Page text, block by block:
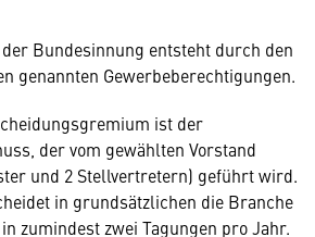
Bundesinnung entsteht durch den
genannten Gewerbeberechtigungen.
ist der
der vom gewählten Vorstand
und 2 Stellvertretern) geführt wird.
in grundsätzlichen die Branche
zumindest zwei Tagungen pro Jahr.